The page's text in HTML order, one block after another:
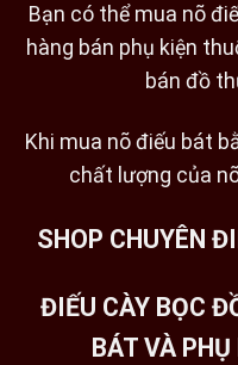
Bạn có thể mua nõ
hàng bán phụ kiện
bán đồ
Khi mua nõ điếu bát
chất lượng của
SHOP CHUYÊN
ĐIẾU CÀY BỌC
BÁT VÀ